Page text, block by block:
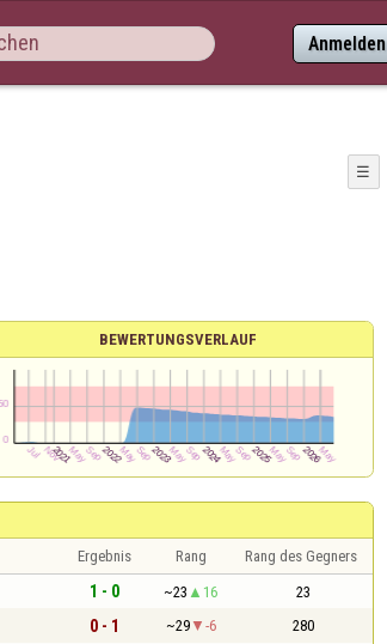
Anmelden
☰
BEWERTUNGSVERLAUF
Ergebnis Rang Rang des Gegners
1 - 0 ~23 16 23
0 - 1 ~29 -6 280